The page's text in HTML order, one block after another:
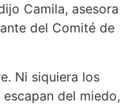
Camila, asesora
del Comité de
Ni siquiera los
del miedo,